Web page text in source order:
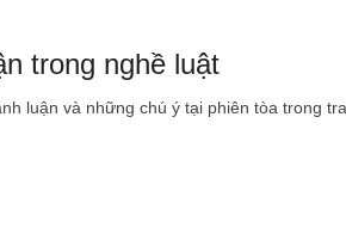
trong nghề luật
luận và những chú ý tại phiên tòa trong